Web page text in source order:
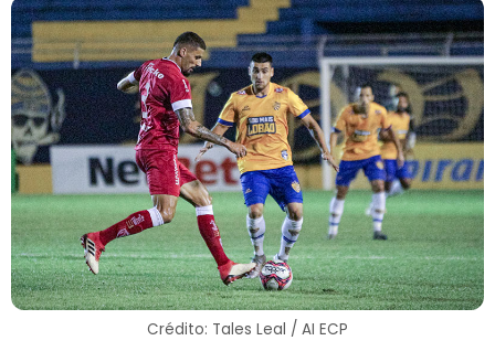
Crédito: Tales Leal / AI ECP